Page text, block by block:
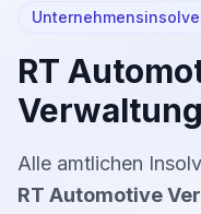
RT
Alle amtlichen
RT Automotive